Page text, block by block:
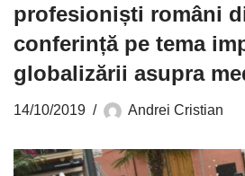
profesioniști români
conferință pe tema
globalizării asupra
14/10/2019 Andrei Cristian